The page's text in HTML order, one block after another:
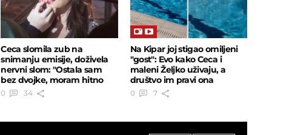
Ceca slomila zub na
snimanju emisije, doživela
nervni slom: "Ostala sam
bez dvojke, moram hitno
kod zubara"
0 34
Na Kipar joj stigao omiljeni
"gost": Evo kako Ceca i
maleni Željko uživaju, a
društvo im pravi ona
0 7